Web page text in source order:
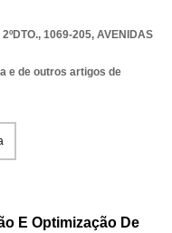
1069-205, AVENIDAS
e de outros artigos de
E Optimização De